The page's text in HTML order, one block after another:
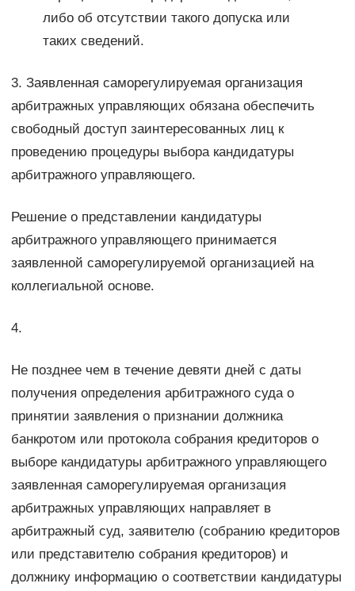
либо об отсутствии такого допуска или
таких сведений.
3. Заявленная саморегулируемая организация
арбитражных управляющих обязана обеспечить
свободный доступ заинтересованных лиц к
проведению процедуры выбора кандидатуры
арбитражного управляющего.
Решение о представлении кандидатуры
арбитражного управляющего принимается
заявленной саморегулируемой организацией на
коллегиальной основе.
4.
Не позднее чем в течение девяти дней с даты
получения определения арбитражного суда о
принятии заявления о признании должника
банкротом или протокола собрания кредиторов о
выборе кандидатуры арбитражного управляющего
заявленная саморегулируемая организация
арбитражных управляющих направляет в
арбитражный суд, заявителю (собранию кредиторов
или представителю собрания кредиторов) и
должнику информацию о соответствии кандидатуры